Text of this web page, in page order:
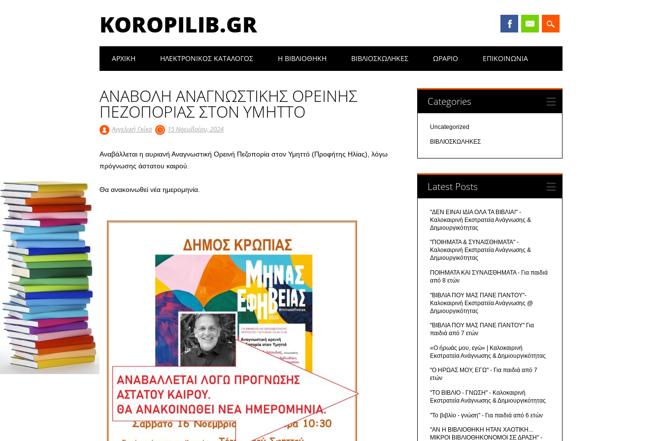
KOROPILIB.GR
Main menu
ΑΡΧΙΚΉ ΗΛΕΚΤΡΟΝΙΚΟΣ ΚΑΤΑΛΟΓΟΣ Η ΒΙΒΛΙΟΘΉΚΗ ΒΙΒΛΙΟΣΚΩΛΗΚΕΣ ΩΡΑΡΙΟ ΕΠΙΚΟΙΝΩΝΊΑ
ΑΝΑΒΟΛΗ ΑΝΑΓΝΩΣΤΙΚΗΣ ΟΡΕΙΝΗΣ
ΠΕΖΟΠΟΡΙΑΣ ΣΤΟΝ ΥΜΗΤΤΟ
Αγγελική Γκίκα 15 Νοεμβρίου, 2024
Αναβάλλεται η αυριανή Αναγνωστική Ορεινή Πεζοπορία στον Υμηττό (Προφήτης Ηλίας), λόγω
πρόγνωσης άστατου καιρού.
Θα ανακοινωθεί νέα ημερομηνία.
Categories
Uncategorized
ΒΙΒΛΙΟΣΚΩΛΗΚΕΣ
Latest Posts
"ΔΕΝ ΕΙΝΑΙ ΙΔΙΑ ΟΛΑ ΤΑ ΒΙΒΛΙΑ!" -
Καλοκαιρινή Εκστρατεία Ανάγνωσης &
Δημιουργικότητας
"ΠΟΙΗΜΑΤΑ & ΣΥΝΑΙΣΘΗΜΑΤΑ" -
Καλοκαιρινή Εκστρατεία Ανάγνωσης &
Δημιουργικότητας
ΠΟΙΗΜΑΤΑ ΚΑΙ ΣΥΝΑΙΣΘΗΜΑΤΑ - Για παιδιά
από 8 ετών
"ΒΙΒΛΙΑ ΠΟΥ ΜΑΣ ΠΑΝΕ ΠΑΝΤΟΥ"-
Καλοκαιρινή Εκστρατεία Ανάγνωσης @
Δημιουργικότητας
"ΒΙΒΛΙΑ ΠΟΥ ΜΑΣ ΠΑΝΕ ΠΑΝΤΟΥ" Για
παιδιά από 7 ετών
«Ο ήρωάς μου, εγώ» | Καλοκαιρινή
Εκστρατεία Ανάγνωσης & Δημιουργικότητας
"Ο ΗΡΩΑΣ ΜΟΥ, ΕΓΩ" - Για παιδιά από 7
ετών
"ΤΟ ΒΙΒΛΙΟ - ΓΝΩΣΗ" - Καλοκαιρινή
Εκστρατεία Ανάγνωσης & Δημιουργικότητας
"Το βιβλίο - γνώση" - Για παιδιά από 6 ετών
"ΑΝ Η ΒΙΒΛΙΟΘΗΚΗ ΗΤΑΝ ΧΑΟΤΙΚΗ...
ΜΙΚΡΟΙ ΒΙΒΛΙΟΘΗΚΟΝΟΜΟΙ ΣΕ ΔΡΑΣΗ" -